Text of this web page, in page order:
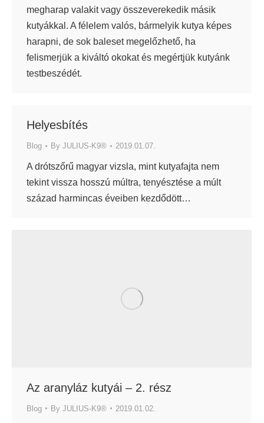
megharap valakit vagy összeverekedik másik
kutyákkal. A félelem valós, bármelyik kutya képes
harapni, de sok baleset megelőzhető, ha
felismerjük a kiváltó okokat és megértjük kutyánk
testbeszédét.
Helyesbítés
Blog By JULIUS-K9® 2019.01.07.
A drótszőrű magyar vizsla, mint kutyafajta nem
tekint vissza hosszú múltra, tenyésztése a múlt
század harmincas éveiben kezdődött…
Az aranyláz kutyái – 2. rész
Blog By JULIUS-K9® 2019.01.02.